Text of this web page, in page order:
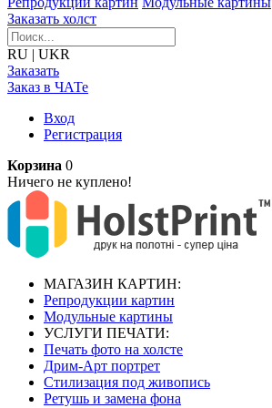
Заказать холст
RU | UKR
Заказать
Заказ в ЧАТе
Вход
Регистрация
Корзина 0
Ничего не куплено!
МАГАЗИН КАРТИН:
Репродукции картин
Модульные картины
УСЛУГИ ПЕЧАТИ:
Печать фото на холсте
Дрим-Арт портрет
Стилизация под живопись
Ретушь и замена фона